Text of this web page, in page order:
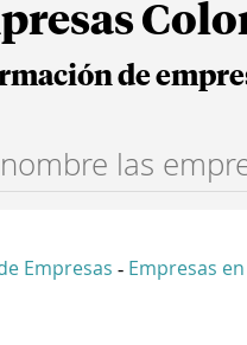
de
Empresas - Empresas en